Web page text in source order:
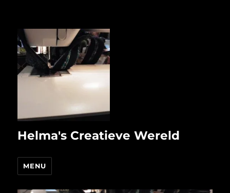
Helma's Creatieve Wereld
MENU